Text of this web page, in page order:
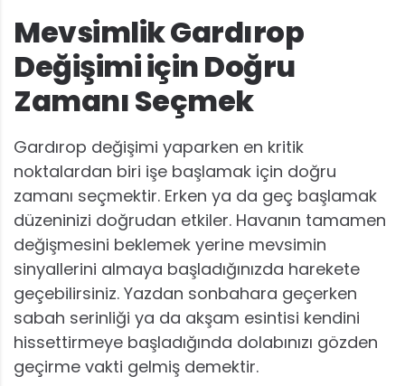
Mevsimlik Gardırop
Değişimi için Doğru
Zamanı Seçmek
Gardırop değişimi yaparken en kritik
noktalardan biri işe başlamak için doğru
zamanı seçmektir. Erken ya da geç başlamak
düzeninizi doğrudan etkiler. Havanın tamamen
değişmesini beklemek yerine mevsimin
sinyallerini almaya başladığınızda harekete
geçebilirsiniz. Yazdan sonbahara geçerken
sabah serinliği ya da akşam esintisi kendini
hissettirmeye başladığında dolabınızı gözden
geçirme vakti gelmiş demektir.